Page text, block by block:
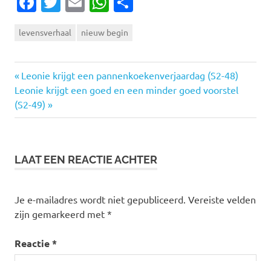
levensverhaal nieuw begin
Bericht
navigatie
Vorige
bericht:
Leonie krijgt een pannenkoekenverjaardag (S2-48)
Volgende
bericht:
Leonie krijgt een goed en een minder goed voorstel
(S2-49)
LAAT EEN REACTIE ACHTER
Je e-mailadres wordt niet gepubliceerd. Vereiste velden
zijn gemarkeerd met *
Reactie*